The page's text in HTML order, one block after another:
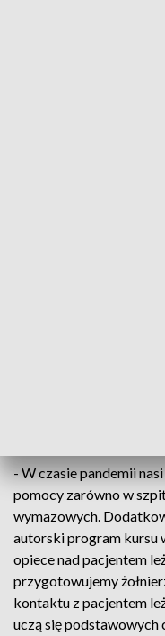
- W czasie pandemii
pomocy zarówno w
wymazowych.
autorski program kursu
opiece nad pacjentem
przygotowujemy
kontaktu z pacjentem
uczą się podstawowych